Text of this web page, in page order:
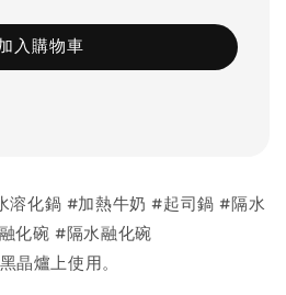
入購物車
溶化鍋 #加熱牛奶 #起司鍋 #隔水
化碗 #隔水融化碗
晶爐上使用。